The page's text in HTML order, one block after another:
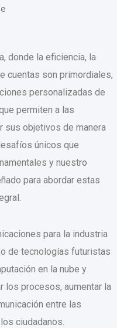
donde la eficiencia, la
cuentas son primordiales,
personalizadas de
permiten a las
sus objetivos de manera
únicos que
y nuestro
para abordar estas
para la industria
de tecnologías futuristas
en la nube y
los procesos, aumentar la
entre las
ciudadanos.